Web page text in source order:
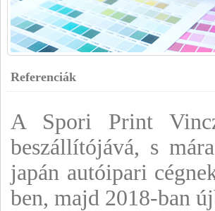
Referenciák
A Spori Print
beszállítójává, s
japán autóipari
ben, majd 2018-ban